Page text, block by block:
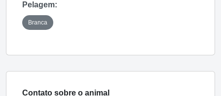
Pelagem:
Branca
Contato sobre o animal